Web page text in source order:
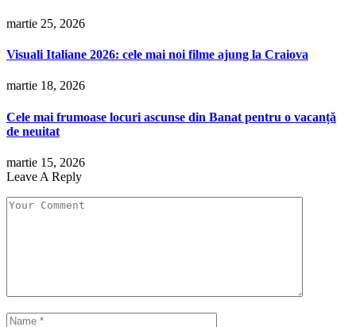
martie 25, 2026
Visuali Italiane 2026: cele mai noi filme ajung la Craiova
martie 18, 2026
Cele mai frumoase locuri ascunse din Banat pentru o vacanță
de neuitat
martie 15, 2026
Leave A Reply